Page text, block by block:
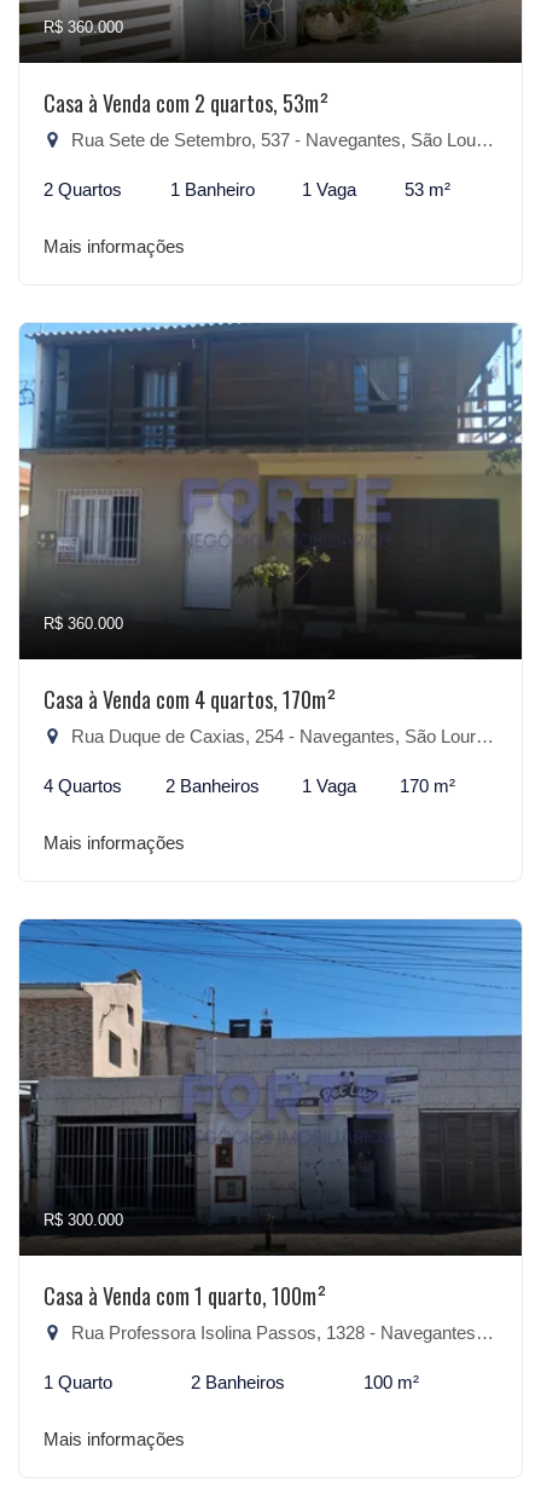
R$ 360.000
Casa à Venda com 2 quartos, 53m²
Rua Sete de Setembro, 537 - Navegantes, São Lourenço do Sul-RS
2 Quartos 1 Banheiro 1 Vaga 53 m²
Mais informações
R$ 360.000
Casa à Venda com 4 quartos, 170m²
Rua Duque de Caxias, 254 - Navegantes, São Lourenço do Sul-RS
4 Quartos 2 Banheiros 1 Vaga 170 m²
Mais informações
R$ 300.000
Casa à Venda com 1 quarto, 100m²
Rua Professora Isolina Passos, 1328 - Navegantes, São Lourenço do Sul-RS
1 Quarto 2 Banheiros 100 m²
Mais informações